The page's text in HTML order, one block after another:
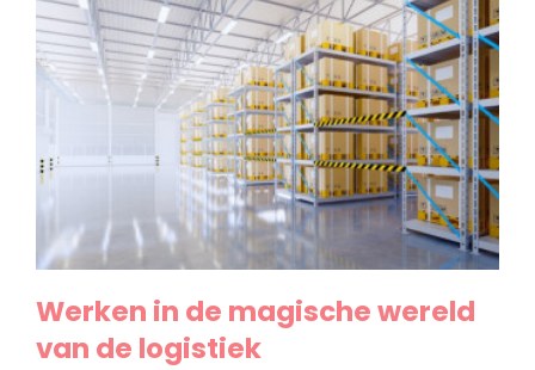
Werken in de magische wereld
van de logistiek